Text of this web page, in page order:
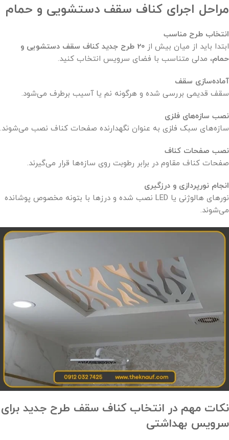
مراحل اجرای کناف سقف دستشویی و حمام
انتخاب طرح مناسب
ابتدا باید از میان بیش از 20 طرح جدید کناف سقف دستشویی و
حمام، مدلی متناسب با فضای سرویس انتخاب کنید.
آماده‌سازی سقف
سقف قدیمی بررسی شده و هرگونه نم یا آسیب برطرف می‌شود.
نصب سازه‌های فلزی
سازه‌های سبک فلزی به عنوان نگهدارنده صفحات کناف نصب می‌شوند.
نصب صفحات کناف
صفحات کناف مقاوم در برابر رطوبت روی سازه‌ها قرار می‌گیرند.
انجام نورپردازی و درزگیری
نورهای هالوژنی یا LED نصب شده و درزها با بتونه مخصوص پوشانده
می‌شوند.
نکات مهم در انتخاب کناف سقف طرح جدید برای
سرویس بهداشتی